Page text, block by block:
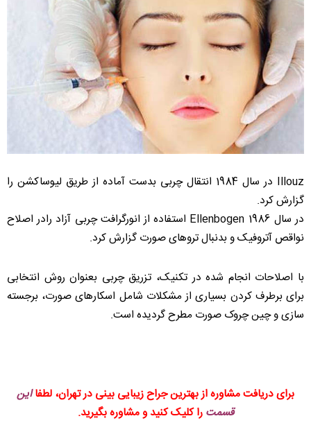
Illouz در سال 1984 انتقال چربی بدست آماده از طریق لیوساکشن را
گزارش کرد.
در سال 1986 Ellenbogen استفاده از انورگرافت چربی آزاد رادر اصلاح
نواقص آتروفیک و بدنبال تروهای صورت گزارش کرد.
با اصلاحات انجام شده در تکنیک، تزریق چربی بعنوان روش انتخابی
برای برطرف کردن بسیاری از مشکلات شامل اسکارهای صورت، برجسته
سازی و چین چروک صورت مطرح گردیده است.
برای دریافت مشاوره از بهترین جراح زیبایی بینی در تهران، لطفااین
قسمت را کلیک کنید و مشاوره بگیرید.